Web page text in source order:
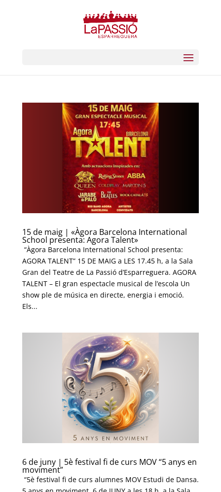
15 de maig | «Àgora Barcelona International
School presenta: Agora Talent»
“Àgora Barcelona International School presenta:
AGORA TALENT” 15 DE MAIG a LES 17.45 h, a la Sala
Gran del Teatre de La Passió d’Esparreguera. AGORA
TALENT – El gran espectacle musical de l’escola Un
show ple de música en directe, energia i emoció.
Els...
6 de juny | 5è festival fi de curs MOV “5 anys en
moviment”
“5è festival fi de curs alumnes MOV Estudi de Dansa.